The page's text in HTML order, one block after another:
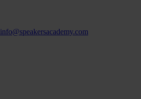
info@speakersacademy.com